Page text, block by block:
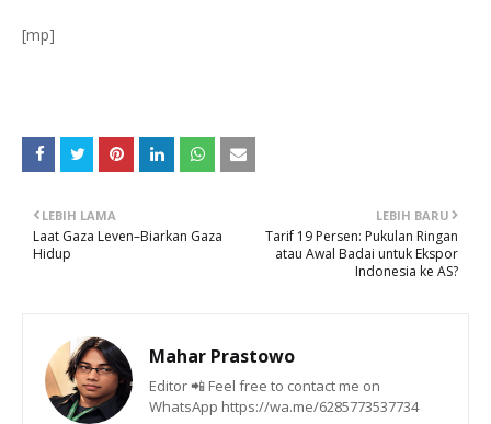
[mp]
LEBIH BARU
Tarif 19 Persen: Pukulan Ringan
atau Awal Badai untuk Ekspor
Indonesia ke AS?
LEBIH LAMA
Laat Gaza Leven–Biarkan Gaza
Hidup
Mahar Prastowo
Editor 📲 Feel free to contact me on
WhatsApp https://wa.me/6285773537734